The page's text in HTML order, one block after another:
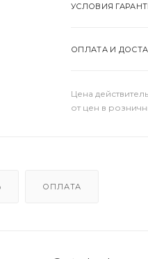
УСЛОВИЯ
ОПЛАТА И
Цена
от цен в
ОПЛАТА